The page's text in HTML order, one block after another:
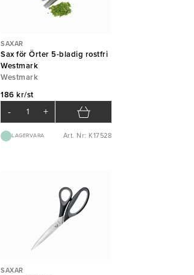
SAXAR
Sax för Örter 5-bladig rostfri
Westmark
Westmark
186 kr/st
- +
LAGERVARA Art. Nr: K17528
SAXAR